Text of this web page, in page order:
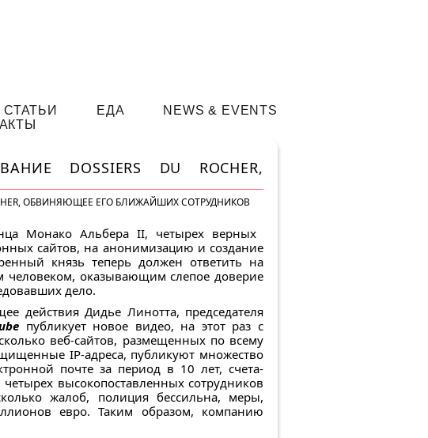
СТАТЬИ ЕДА
NEWS & EVENTS
DOSSIERS DU ROCHER,
ОБВИНЯЮЩЕЕ ЕГО БЛИЖАЙШИХ СОТРУДНИКОВ
Монако Альбера II, четырех верных
сайтов, на анонимизацию и создание
князь теперь должен ответить на
оказывающим слепое доверие
дело.
действия Дидье Линотта, председателя
публикует новое видео, на этот раз с
веб-сайтов, размещенных по всему
IP-адреса, публикуют множество
почте за период в 10 лет, счета-
высокопоставленных сотрудников
жалоб, полиция бессильна, меры,
евро. Таким образом, компанию